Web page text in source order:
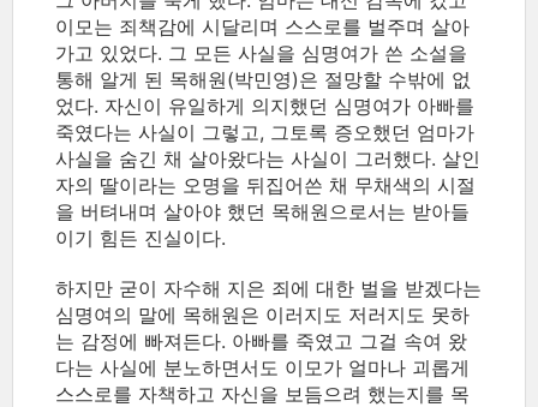
이모는 죄책감에 시달리며 스스로를 벌주며 살아
가고 있었다. 그 모든 사실을 심명여가 쓴 소설을
통해 알게 된 목해원(박민영)은 절망할 수밖에 없
었다. 자신이 유일하게 의지했던 심명여가 아빠를
죽였다는 사실이 그렇고, 그토록 증오했던 엄마가
사실을 숨긴 채 살아왔다는 사실이 그러했다. 살인
자의 딸이라는 오명을 뒤집어쓴 채 무채색의 시절
을 버텨내며 살아야 했던 목해원으로서는 받아들
이기 힘든 진실이다.
하지만 굳이 자수해 지은 죄에 대한 벌을 받겠다는
심명여의 말에 목해원은 이러지도 저러지도 못하
는 감정에 빠져든다. 아빠를 죽였고 그걸 속여 왔
다는 사실에 분노하면서도 이모가 얼마나 괴롭게
스스로를 자책하고 자신을 보듬으려 했는지를 목